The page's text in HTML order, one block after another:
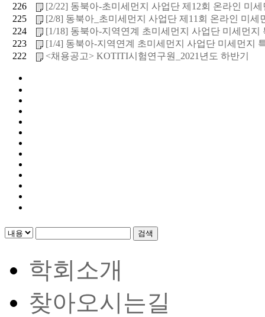
226
[2/22] 동북아-초미세먼지 사업단 제12회 온라인 미세
225
[2/8] 동북아_초미세먼지 사업단 제11회 온라인 미세
224
[1/18] 동북아-지역연계 초미세먼지 사업단 미세먼지
223
[1/4] 동북아-지역연계 초미세먼지 사업단 미세먼지
222
<채용공고> KOTITI시험연구원_2021년도 하반기
검색
학회소개
찾아오시는길